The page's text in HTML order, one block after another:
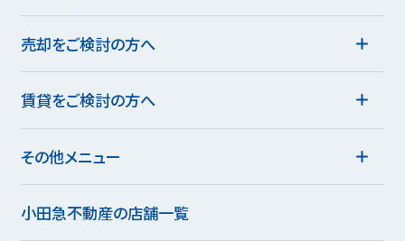
売却をご検討の方へ
賃貸をご検討の方へ
その他メニュー
小田急不動産の店舗一覧